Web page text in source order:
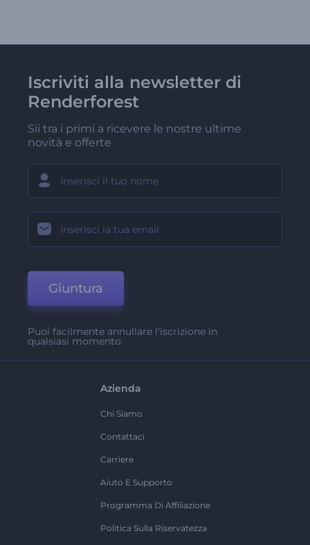
Iscriviti alla newsletter di
Renderforest
Sii tra i primi a ricevere le nostre ultime
novità e offerte
Giuntura
Puoi facilmente annullare l'iscrizione in
qualsiasi momento.
Azienda
Chi Siamo
Contattaci
Carriere
Aiuto E Supporto
Programma Di Affiliazione
Politica Sulla Riservatezza